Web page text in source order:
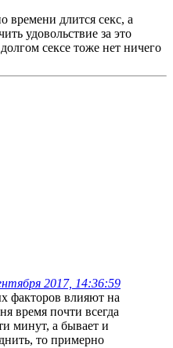
времени длится секс, а
удовольствие за это
сексе тоже нет ничего
2017, 14:36:59
факторов влияют на
время почти всегда
минут, а бывает и
то примерно